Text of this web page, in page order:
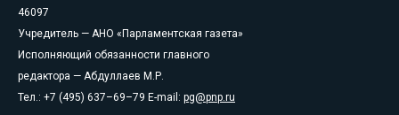
46097
Учредитель — АНО «Парламентская газета»
Исполняющий обязанности главного
редактора — Абдуллаев М.Р.
Тел.: +7 (495) 637–69–79 E-mail: pg@pnp.ru